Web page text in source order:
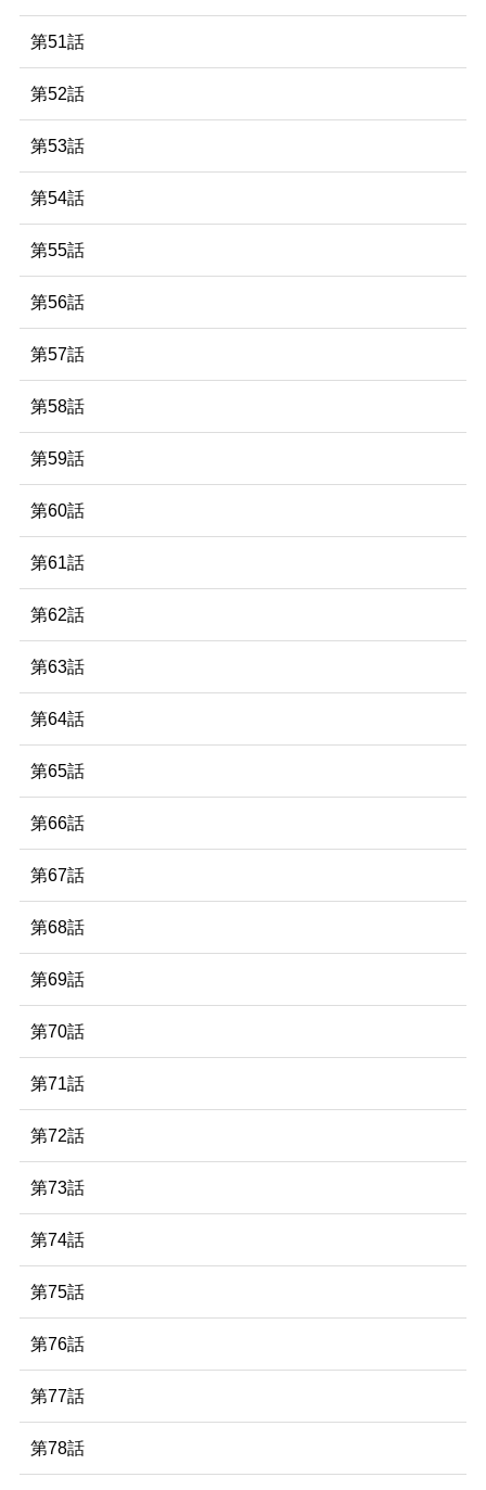
第51話
第52話
第53話
第54話
第55話
第56話
第57話
第58話
第59話
第60話
第61話
第62話
第63話
第64話
第65話
第66話
第67話
第68話
第69話
第70話
第71話
第72話
第73話
第74話
第75話
第76話
第77話
第78話